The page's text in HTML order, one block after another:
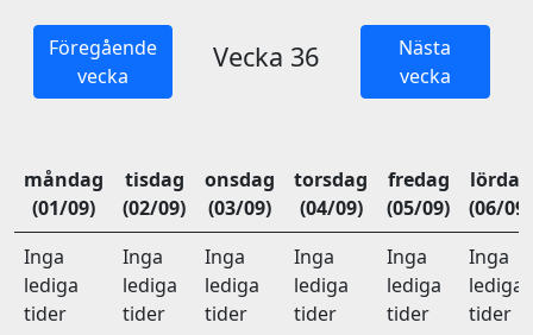
Föregående
vecka
Vecka 36
Nästa
vecka
måndag
(01/09)
tisdag
(02/09)
onsdag
(03/09)
torsdag
(04/09)
fredag
(05/09)
lördag
(06/09)
Inga
lediga
tider
Inga
lediga
tider
Inga
lediga
tider
Inga
lediga
tider
Inga
lediga
tider
Inga
lediga
tider